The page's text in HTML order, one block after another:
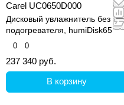
Carel UC0650D000
Дисковый увлажнитель без
подогревателя, humiDisk65
0 0
237 340 руб.
В корзину